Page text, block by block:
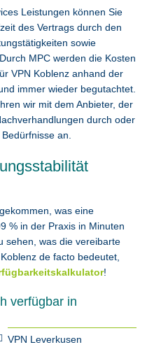
Leistungen können Sie
des Vertrags durch den
sowie
MPC werden die Kosten
VPN Koblenz anhand der
immer wieder begutachtet.
wir mit dem Anbieter, der
durch oder
an.
was eine
% in der Praxis in Minuten
sehen, was die vereibarte
de facto bedeutet,
!
verfügbar in
VPN Leverkusen